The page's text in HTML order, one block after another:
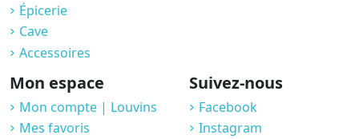
Épicerie
Cave
Accessoires
Mon espace
Mon compte | Louvins
Mes favoris
Suivez-nous
Facebook
Instagram